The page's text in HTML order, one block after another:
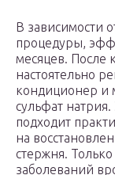
В зависимости
процедуры,
месяцев. После
настоятельно
кондиционер и
сульфат
подходит
на
стержня.
заболеваний